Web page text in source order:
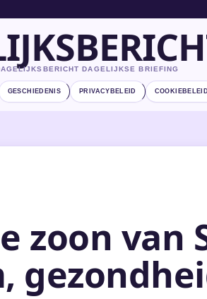
DAGELIJKSE BRIEFING
GESCHIEDENIS PRIVACYBELEID COOKIEBELEID
zoon van